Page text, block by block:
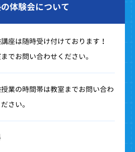
体験会について
座は随時受け付けております！
でお問い合わせください。
業の時間帯は教室までお問い合わ
さい。